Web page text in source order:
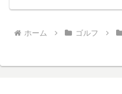
ホーム ゴルフ